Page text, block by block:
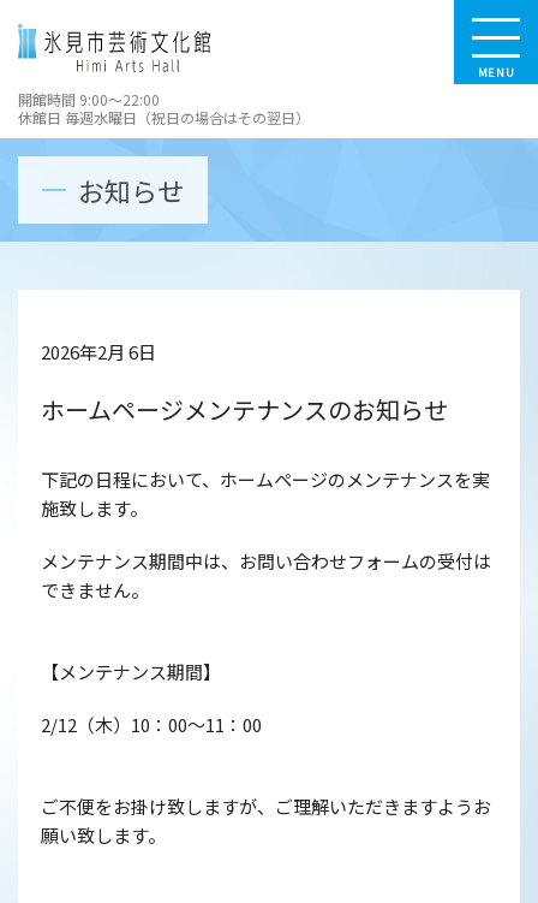
MENU
開館時間 9:00～22:00
休館日 毎週水曜日（祝日の場合はその翌日）
お知らせ
2026年2月 6日
ホームページメンテナンスのお知らせ
下記の日程において、ホームページのメンテナンスを実
施致します。
メンテナンス期間中は、お問い合わせフォームの受付は
できません。
【メンテナンス期間】
2/12（木）10：00～11：00
ご不便をお掛け致しますが、ご理解いただきますようお
願い致します。